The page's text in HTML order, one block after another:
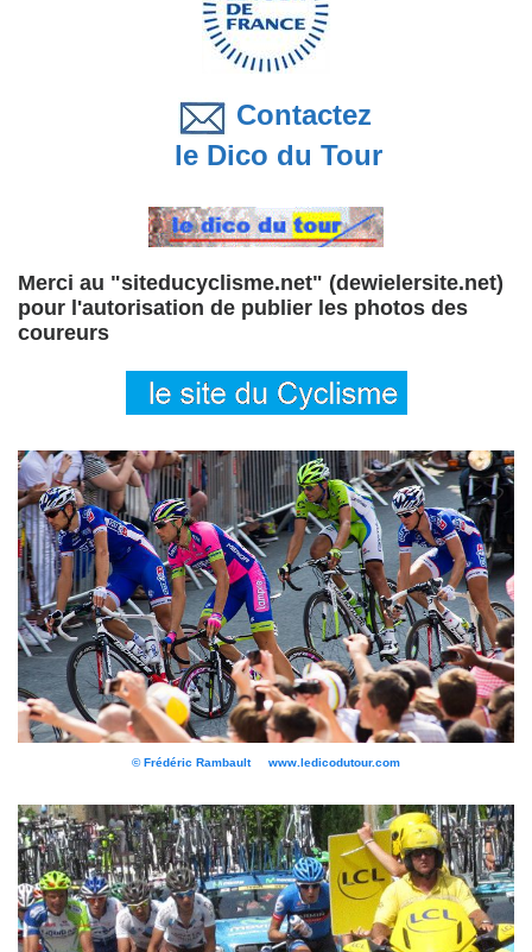
Contactez
le Dico du Tour
Merci au "siteducyclisme.net" (dewielersite.net)
pour l'autorisation de publier les photos des
coureurs
© Frédéric Rambault www.ledicodutour.com